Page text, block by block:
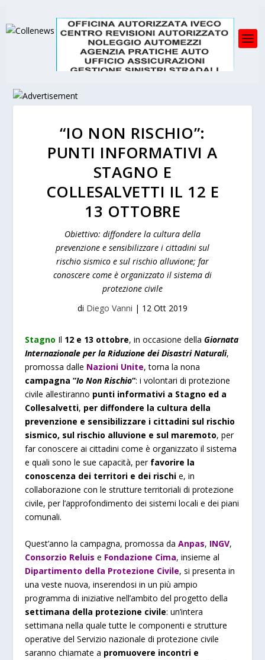
“IO NON RISCHIO”:
PUNTI INFORMATIVI A
STAGNO E
COLLESALVETTI IL 12 E
13 OTTOBRE
Obiettivo: diffondere la cultura della
prevenzione e sensibilizzare i cittadini sul
rischio sismico e sul rischio alluvione; far
conoscere come è organizzato il sistema di
protezione civile
di Diego Vanni | 12 Ott 2019
Stagno Il 12 e 13 ottobre, in occasione dellaGiornata
Internazionale per la Riduzione dei Disastri Naturali,
promossa dalle Nazioni Unite, torna la nona
campagna “Io Non Rischio“: i volontari di protezione
civile allestiranno punti informativi a Stagno ed a
Collesalvetti, per diffondere la cultura della
prevenzione e sensibilizzare i cittadini sul rischio
sismico, sul rischio alluvione e sul maremoto, per
far conoscere ai cittadini come è organizzato il sistema
e quali sono le sue capacità, per favorire la
conoscenza dei territori e dei rischi e, in
collaborazione con le strutture territoriali di protezione
civile, per l’approfondimento dei sistemi locali e dei piani
comunali.
Quest’anno la campagna, promossa daAnpas, INGV,
Consorzio Reluis e Fondazione Cima, insieme al
Dipartimento della Protezione Civile, si presenta in
una veste nuova, inserendosi in un più ampio
programma di iniziative nell’ambito del progetto della
settimana della protezione civile: un’intera
settimana nella quale tutte le componenti e strutture
operative del Servizio nazionale di protezione civile
saranno chiamate a promuovere incontri e